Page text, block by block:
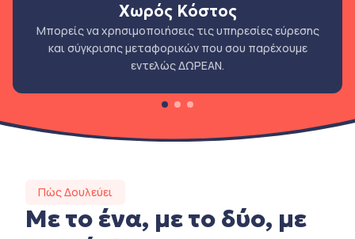
Χωρός Κόστος
Μπορείς να χρησιμοποιήσεις τις υπηρεσίες εύρεσης
και σύγκρισης μεταφορικών που σου παρέχουμε
εντελώς ΔΩΡΕΑΝ.
Πώς Δουλεύει
Με το ένα, με το δύο, με